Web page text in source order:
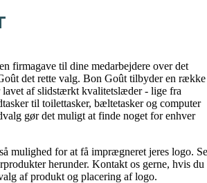
firmagave til dine medarbejdere over det
det rette valg. Bon Goût tilbyder en række
lavet af slidstærkt kvalitetslæder - lige fra
til toilettasker, bæltetasker og computer
gør det muligt at finde noget for enhver
mulighed for at få imprægneret jeres logo. Se
herunder. Kontakt os gerne, hvis du
af produkt og placering af logo.